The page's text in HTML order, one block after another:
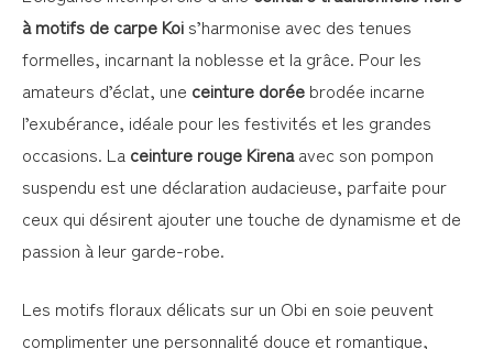
à motifs de carpe Kois’harmonise avec des tenues
formelles, incarnant la noblesse et la grâce. Pour les
amateurs d’éclat, une ceinture dorée brodée incarne
l’exubérance, idéale pour les festivités et les grandes
occasions. La ceinture rouge Kirenaavec son pompon
suspendu est une déclaration audacieuse, parfaite pour
ceux qui désirent ajouter une touche de dynamisme et de
passion à leur garde-robe.
Les motifs floraux délicats sur un Obi en soie peuvent
complimenter une personnalité douce et romantique,